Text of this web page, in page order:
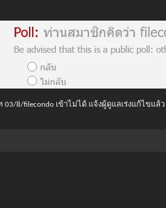
03/8/filecondo เข้าไม่ได้ แจ้งผู้ดูแลเร่งแก้ไขแ